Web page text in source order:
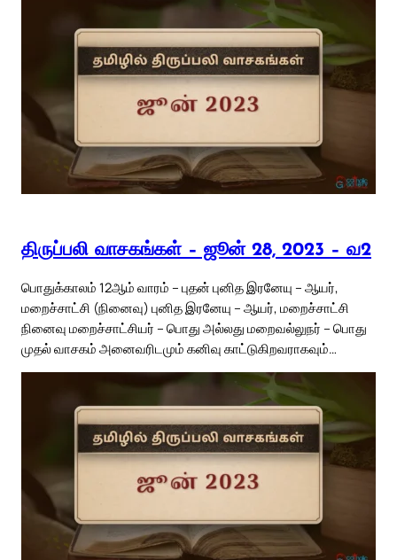
திருப்பலி வாசகங்கள் – ஜூன் 28, 2023 – வ2
பொதுக்காலம் 12ஆம் வாரம் – புதன் புனித இரனேயு – ஆயர்,
மறைச்சாட்சி (நினைவு) புனித இரனேயு – ஆயர், மறைச்சாட்சி
நினைவு மறைச்சாட்சியர் – பொது அல்லது மறைவல்லுநர் – பொது
முதல் வாசகம் அனைவரிடமும் கனிவு காட்டுகிறவராகவும்…